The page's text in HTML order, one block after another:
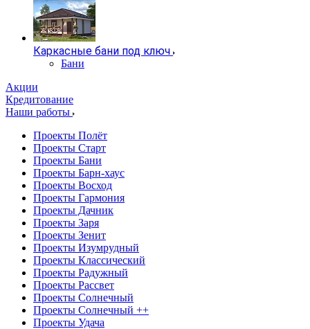
Каркасные бани под ключ
Бани
Акции
Кредитование
Наши работы
Проекты Полёт
Проекты Старт
Проекты Бани
Проекты Барн-хаус
Проекты Восход
Проекты Гармония
Проекты Дачник
Проекты Заря
Проекты Зенит
Проекты Изумрудный
Проекты Классический
Проекты Радужный
Проекты Рассвет
Проекты Солнечный
Проекты Солнечный ++
Проекты Удача